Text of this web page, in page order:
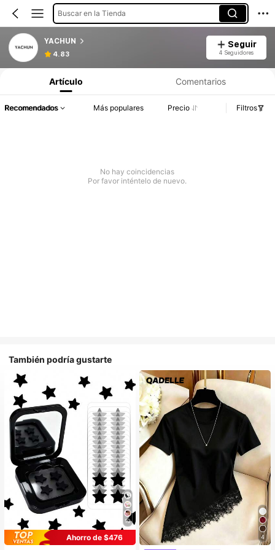
Buscar en la Tienda
YACHUN
4.83
Seguir
4 Seguidores
Artículo Comentarios
Recomendados Más populares Precio Filtros
No hay coincidencias
Por favor inténtelo de nuevo.
También podría gustarte
10
Ahorro de $476
4